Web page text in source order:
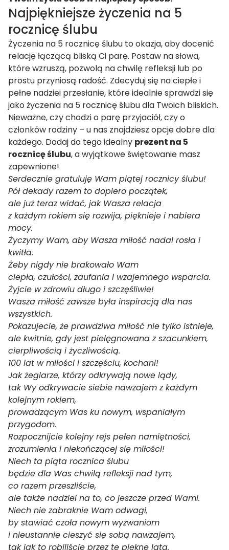
Najpiękniejsze życzenia na 5
rocznicę ślubu
Życzenia na 5 rocznicę ślubu to okazja, aby docenić
relację łączącą bliską Ci parę. Postaw na słowa,
które wzruszą, pozwolą na chwilę refleksji lub po
prostu przyniosą radość. Zdecyduj się na ciepłe i
pełne nadziei przesłanie, które idealnie sprawdzi się
jako życzenia na 5 rocznicę ślubu dla Twoich bliskich.
Nieważne, czy chodzi o parę przyjaciół, czy o
członków rodziny – u nas znajdziesz opcje dobre dla
każdego. Dodaj do tego idealny prezent na 5
rocznicę ślubu, a wyjątkowe świętowanie masz
zapewnione!
Serdecznie gratuluję Wam piątej rocznicy ślubu!
Pół dekady razem to dopiero początek,
ale już teraz widać, jak Wasza relacja
z każdym rokiem się rozwija, pięknieje i nabiera
mocy.
Życzymy Wam, aby Wasza miłość nadal rosła i
kwitła.
Żeby nigdy nie brakowało Wam
ciepła, czułości, zaufania i wzajemnego wsparcia.
Żyjcie w zdrowiu długo i szczęśliwie!
Wasza miłość zawsze była inspiracją dla nas
wszystkich.
Pokazujecie, że prawdziwa miłość nie tylko istnieje,
ale kwitnie, gdy jest pielęgnowana z szacunkiem,
cierpliwością i życzliwością.
100 lat w miłości i szczęściu, kochani!
Jak żeglarze, którzy odkrywają nowe lądy,
tak Wy odkrywacie siebie nawzajem z każdym
kolejnym rokiem,
prowadzącym Was ku nowym, wspaniałym
przygodom.
Rozpocznijcie kolejny rejs pełen namiętności,
zrozumienia i niekończącej się miłości!
Niech ta piąta rocznica ślubu
będzie dla Was chwilą refleksji nad tym,
co razem przeszliście,
ale także nadziei na to, co jeszcze przed Wami.
Niech nie zabraknie Wam odwagi,
by stawiać czoła nowym wyzwaniom
i nieustannie cieszyć się sobą nawzajem,
tak jak to robiliście przez te piękne lata.